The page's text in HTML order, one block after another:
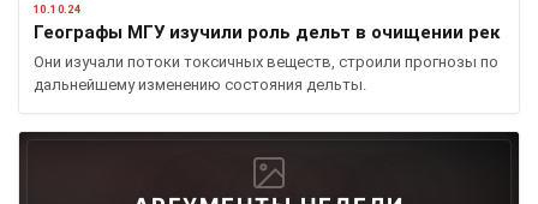
10.10.24
Географы МГУ изучили роль дельт в очищении рек
Они изучали потоки токсичных веществ, строили прогнозы по
дальнейшему изменению состояния дельты.